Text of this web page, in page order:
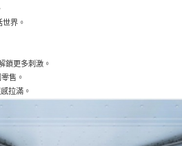
界。
鎖更多刺激。
售。
拉滿。